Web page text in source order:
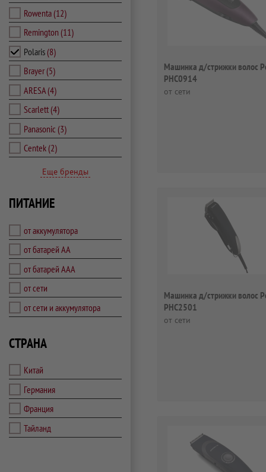
Rowenta(12)
Remington (11)
Polaris(8)
Brayer(5)
ARESA(4)
Scarlett(4)
Panasonic (3)
Centek(2)
Еще бренды
ПИТАНИЕ
от аккумулятора
от батарей AA
от батарей ААА
от сети
от сети и аккумулятора
СТРАНА
Китай
Германия
Франция
Тайланд
Машинка д/стрижки волос
PHC0914
от сети
Машинка д/стрижки волос
PHC2501
от сети